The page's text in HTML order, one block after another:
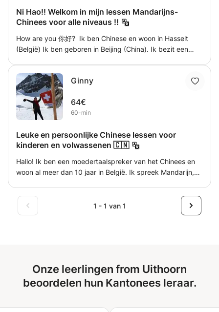
Chinese content en nog veel meer verrassingen
onderweg. ;-) Chinees is gemakkelijk en je kunt het VEEL
uitspraak tot conversatie, van luistervaardigheid tot
diepgaand cultureel begrip, noem maar op. Het leven is
ontsluiten van de voordelen van het samen met jou leren
van een nieuwe taal! Tot ziens, Zhou [Over mij] Ik ben 29
jaar oud en heb een researchmaster in Mediastudies van
de Universiteit van Amsterdam. Mijn specialisaties zijn
kritische analyse, cultuursociologie en milieufilosofie.
gefinancierd werden door de Nederlandse overheid en
andere regionale fondsen, en heb ik mijn artistieke
onderzoek gepresenteerd op diverse conferenties.
zoek naar een leuke en praktische manier om Chinees te
leren? Hier zijn enkele unieke leerervaringen die ik
Chinese supermarkt bezoeken om namen van gerechten
te leren, culturele inzichten te verwerven en zelfs te leren
hoe je Chinese gerechten kookt! - Spreekvaardigheid:
mijn lessen zijn zeer interactief: u spreekt veel en stelt
veel vragen! 🎯 Voor wie is deze cursus bedoeld? ✅
Volledige beginners zonder enige ervaring met Chinees. ✅
Studenten die een volledig op maat gemaakte
leerervaring willen. ✅ Iedereen die nieuwsgierig is naar de
leven ✅ Voor cursisten die nog niet zeker weten of ze met
Mandarijn of Kantonees moeten beginnen: je kunt beide
proberen! Waarom bij mij leren? Chinees is niet zo moeilijk
als je misschien denkt – met de juiste aanpak kan het
les of 2pp samen voor een uur.
Ni Hao!! Welkom in mijn lessen Mandarijns-
Chinees voor alle niveaus !!
How are you 你好? Ik ben Chinese en woon in Hasselt
(België) Ik ben geboren in Beijing (China). Ik bezit een
spreken. Ik heb 10 jaar lang Chinese lessen gegeven in
Hong-Kong. Ik kan je ook helpen om je voor te bereiden
op een HSK-test. Ik bezit een basiskennis Nederlands,
maar de lessen gaan door in het Engels en het Chinees. Ik
op afstand, via het internet. Aarzel zeker niet om contact
met mij op te nemen in het geval van interesse. I am a
simplified Mandarin. I have students from different levels,
from beginners to an advanced level; from adult to
toddler. Most of the adult learners work in different
sectors.
Ginny
64€
60-min
Leuke en persoonlijke Chinese lessen voor
kinderen en volwassenen 🇨🇳
Hallo! Ik ben een moedertaalspreker van het Chinees en
woon al meer dan 10 jaar in België. Ik spreek Mandarijn,
volwassenen – van dagelijkse conversatie en uitspraak tot
lezen, schrijven, huiswerkbegeleiding en
je nu Chinees leert voor school, op reis, voor je werk of
gewoon voor de lol, ik help je om vol zelfvertrouwen en
1 - 1 van 1
Onze leerlingen from Uithoorn
beoordelen hun Kantonees leraar.